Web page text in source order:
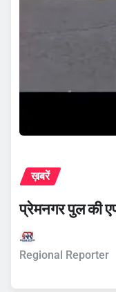
ख़बरें
प्रेमनगर पुल की
Regional Reporter